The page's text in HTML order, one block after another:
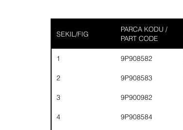
SEKIL/FIG
PARCA KODU /
PART CODE
1 9P908582
2 9P908583
3 9P900982
4 9P908584